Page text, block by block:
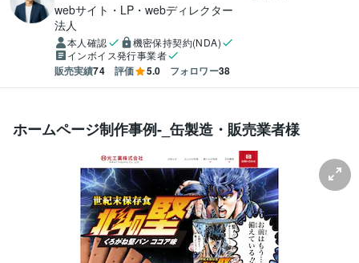
webサイト・LP・webディレクター
法人
本人確認
機密保持契約(NDA)
インボイス発行事業者
販売実績74 評価 5.0 フォロワー38
ホームページ制作事例-_缶製造・販売業者様